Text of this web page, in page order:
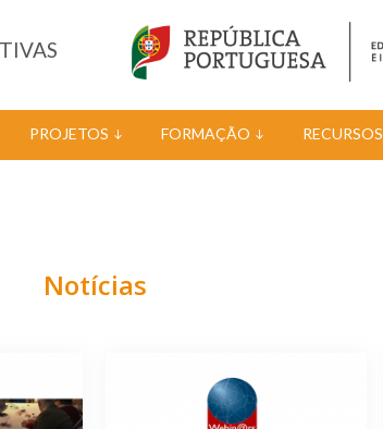
PROJETOS FORMAÇÃO RECURSOS
Notícias